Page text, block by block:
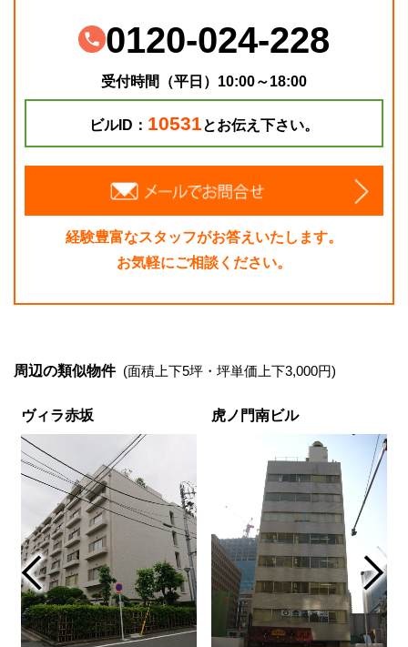
0120-024-228
受付時間（平日）10:00～18:00
ビルID： 10531とお伝え下さい。
経験豊富なスタッフがお答えいたします。
お気軽にご相談ください。
周辺の類似物件 (面積上下5坪・坪単価上下3,000円)